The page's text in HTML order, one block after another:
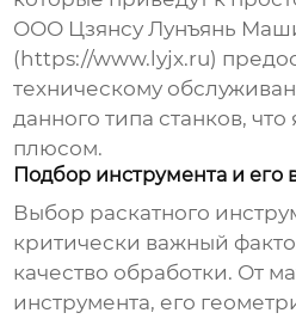
ООО Цзянсу Лунъянь
(https://www.lyjx.ru)
техническому
данного типа станков,
плюсом.
Подбор инструмента и его
Выбор раскатного
критически важный
качество обработки. От
инструмента, его